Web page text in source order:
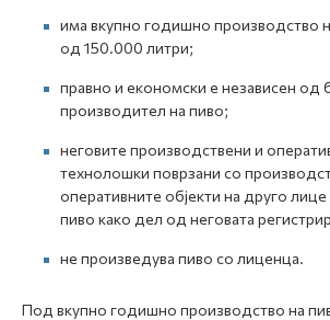
има вкупно годишно производство
од 150.000 литри;
правно и економски е независен од
производител на пиво;
неговите производствени и
технолошки поврзани со
оперативните објекти на друго
пиво како дел од неговата
не произведува пиво со лиценца.
Под вкупно годишно производство на